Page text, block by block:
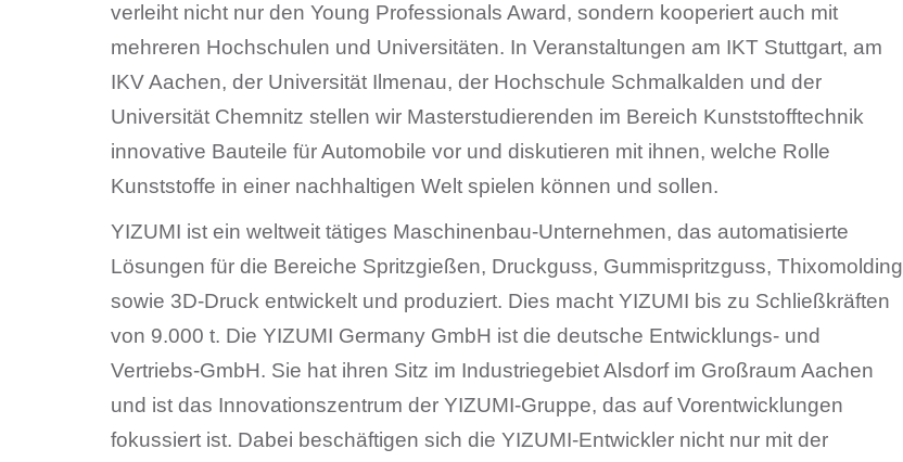
verleiht nicht nur den Young Professionals Award, sondern kooperiert auch mit
mehreren Hochschulen und Universitäten. In Veranstaltungen am IKT Stuttgart, am
IKV Aachen, der Universität Ilmenau, der Hochschule Schmalkalden und der
Universität Chemnitz stellen wir Masterstudierenden im Bereich Kunststofftechnik
innovative Bauteile für Automobile vor und diskutieren mit ihnen, welche Rolle
Kunststoffe in einer nachhaltigen Welt spielen können und sollen.
YIZUMI ist ein weltweit tätiges Maschinenbau-Unternehmen, das automatisierte
Lösungen für die Bereiche Spritzgießen, Druckguss, Gummispritzguss, Thixomolding
sowie 3D-Druck entwickelt und produziert. Dies macht YIZUMI bis zu Schließkräften
von 9.000 t. Die YIZUMI Germany GmbH ist die deutsche Entwicklungs- und
Vertriebs-GmbH. Sie hat ihren Sitz im Industriegebiet Alsdorf im Großraum Aachen
und ist das Innovationszentrum der YIZUMI-Gruppe, das auf Vorentwicklungen
fokussiert ist. Dabei beschäftigen sich die YIZUMI-Entwickler nicht nur mit der